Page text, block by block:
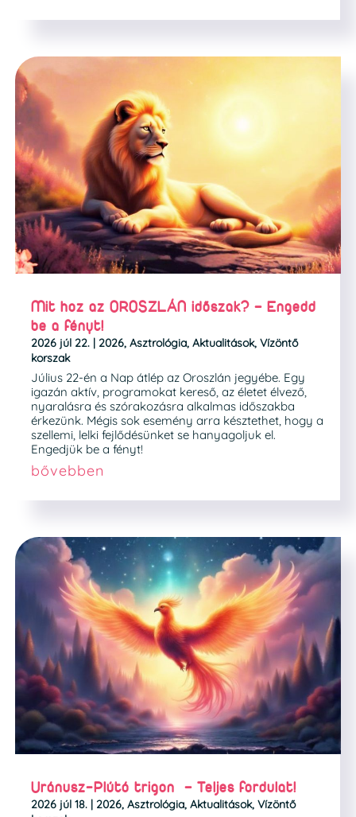
Mit hoz az OROSZLÁN időszak? – Engedd
be a fényt!
2026 júl 22. | 2026, Asztrológia, Aktualitások, Vízöntő
korszak
Július 22-én a Nap átlép az Oroszlán jegyébe. Egy
igazán aktív, programokat kereső, az életet élvező,
nyaralásra és szórakozásra alkalmas időszakba
érkezünk. Mégis sok esemény arra késztethet, hogy a
szellemi, lelki fejlődésünket se hanyagoljuk el.
Engedjük be a fényt!
bővebben
Uránusz-Plútó trigon – Teljes fordulat!
2026 júl 18. | 2026, Asztrológia, Aktualitások, Vízöntő